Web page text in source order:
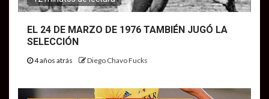
EL 24 DE MARZO DE 1976 TAMBIÉN JUGÓ LA
SELECCIÓN
4 años atrás Diego Chavo Fucks